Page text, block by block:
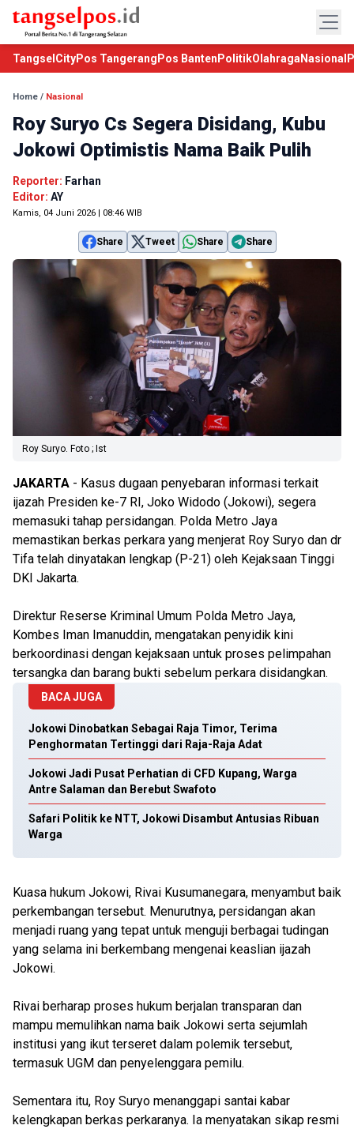
TangselCityPos Tangerang Pos Banten PolitikOlahraga Nasional
Home / Nasional
Roy Suryo Cs Segera Disidang, Kubu
Jokowi Optimistis Nama Baik Pulih
Reporter: Farhan
Editor: AY
Kamis, 04 Juni 2026 | 08:46 WIB
Share Tweet Share Share
Roy Suryo. Foto ; Ist
JAKARTA - Kasus dugaan penyebaran informasi terkait
ijazah Presiden ke-7 RI, Joko Widodo (Jokowi), segera
memasuki tahap persidangan. Polda Metro Jaya
memastikan berkas perkara yang menjerat Roy Suryo dan dr
Tifa telah dinyatakan lengkap (P-21) oleh Kejaksaan Tinggi
DKI Jakarta.
Direktur Reserse Kriminal Umum Polda Metro Jaya,
Kombes Iman Imanuddin, mengatakan penyidik kini
berkoordinasi dengan kejaksaan untuk proses pelimpahan
tersangka dan barang bukti sebelum perkara disidangkan.
BACA JUGA
Jokowi Dinobatkan Sebagai Raja Timor, Terima
Penghormatan Tertinggi dari Raja-Raja Adat
Jokowi Jadi Pusat Perhatian di CFD Kupang, Warga
Antre Salaman dan Berebut Swafoto
Safari Politik ke NTT, Jokowi Disambut Antusias Ribuan
Warga
Kuasa hukum Jokowi, Rivai Kusumanegara, menyambut baik
perkembangan tersebut. Menurutnya, persidangan akan
menjadi ruang yang tepat untuk menguji berbagai tudingan
yang selama ini berkembang mengenai keaslian ijazah
Jokowi.
Rivai berharap proses hukum berjalan transparan dan
mampu memulihkan nama baik Jokowi serta sejumlah
institusi yang ikut terseret dalam polemik tersebut,
termasuk UGM dan penyelenggara pemilu.
Sementara itu, Roy Suryo menanggapi santai kabar
kelengkapan berkas perkaranya. Ia menyatakan sikap resmi